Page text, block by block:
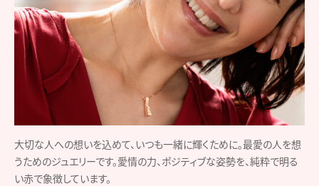
大切な人への想いを込めて、いつも一緒に輝くために。最愛の人を想
うためのジュエリーです。愛情の力、ポジティブな姿勢を、純粋で明る
い赤で象徴しています。